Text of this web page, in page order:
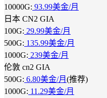
10000G: 93.99美金/月
日本 CN2 GIA
100G: 29.99美金/月
500G: 135.99美金/月
1000G: 239美金/月
伦敦 cn2 GIA
500G: 6.80美金/月 (推荐)
1000G: 11.29美金/月